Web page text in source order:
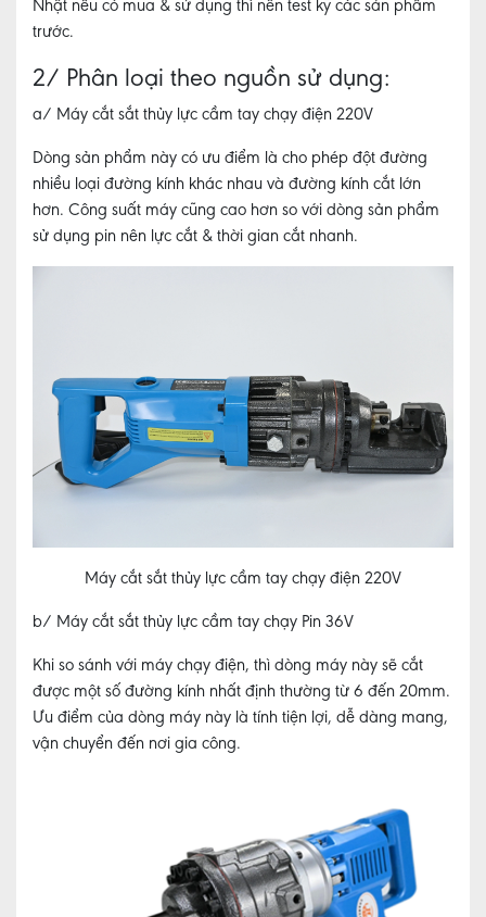
Nhật nếu có mua & sử dụng thì nên test kỹ các sản phẩm
trước.
2/ Phân loại theo nguồn sử dụng:
a/ Máy cắt sắt thủy lực cầm tay chạy điện 220V
Dòng sản phẩm này có ưu điểm là cho phép đột đường
nhiều loại đường kính khác nhau và đường kính cắt lớn
hơn. Công suất máy cũng cao hơn so với dòng sản phẩm
sử dụng pin nên lực cắt & thời gian cắt nhanh.
Máy cắt sắt thủy lực cầm tay chạy điện 220V
b/ Máy cắt sắt thủy lực cầm tay chạy Pin 36V
Khi so sánh với máy chạy điện, thì dòng máy này sẽ cắt
được một số đường kính nhất định thường từ 6 đến 20mm.
Ưu điểm của dòng máy này là tính tiện lợi, dễ dàng mang,
vận chuyển đến nơi gia công.